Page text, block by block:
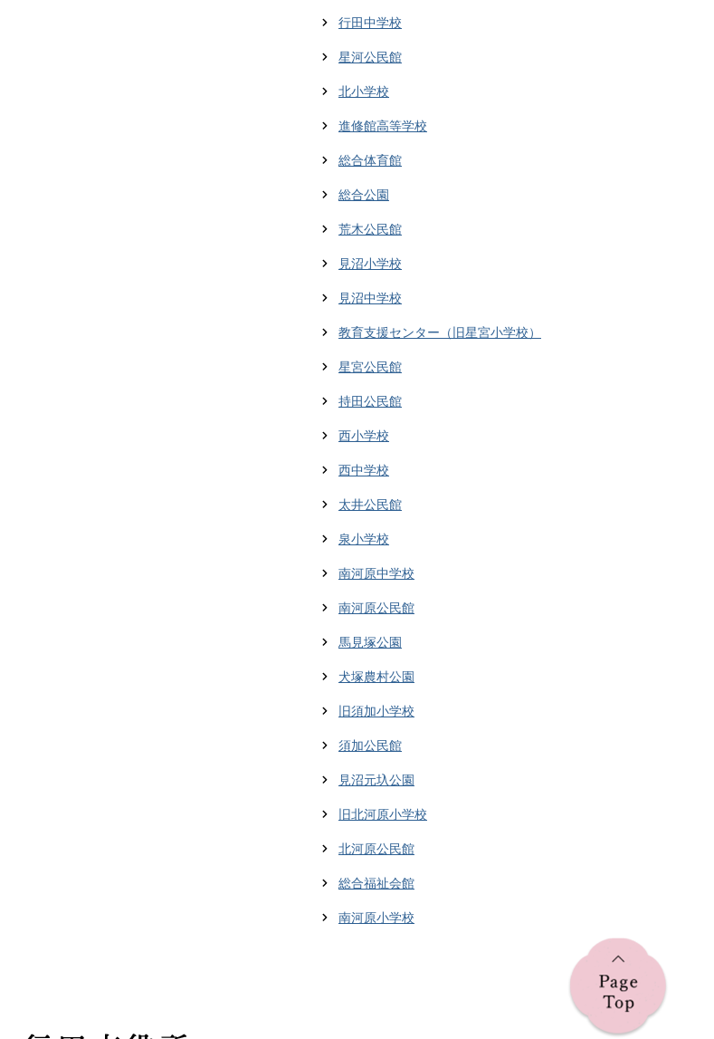
行田中学校
星河公民館
北小学校
進修館高等学校
総合体育館
総合公園
荒木公民館
見沼小学校
見沼中学校
教育支援センター（旧星宮小学校）
星宮公民館
持田公民館
西小学校
西中学校
太井公民館
泉小学校
南河原中学校
南河原公民館
馬見塚公園
犬塚農村公園
旧須加小学校
須加公民館
見沼元圦公園
旧北河原小学校
北河原公民館
総合福祉会館
南河原小学校